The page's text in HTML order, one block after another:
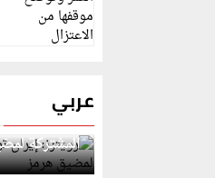
عربي
رويترز:
المشتركة